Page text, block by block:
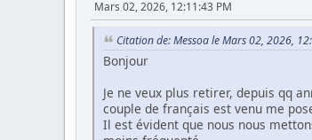
Mars 02, 2026, 12:11:43 PM
Citation de: Messoa le Mars 02, 2026,
Bonjour
Je ne veux plus retirer, depuis qq
couple de français est venu me
Il est évident que nous nous